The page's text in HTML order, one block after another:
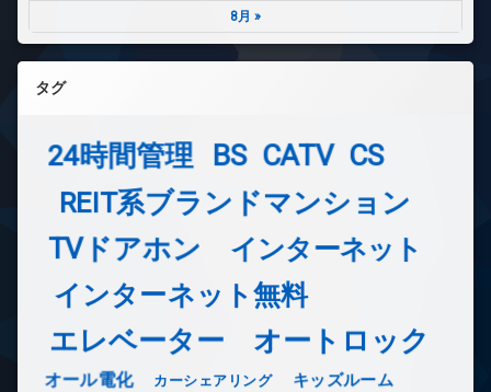
8月 »
タグ
24時間管理 BS CATV CS
REIT系ブランドマンション
TVドアホン
インターネット
インターネット無料
エレベーター オートロック
オール電化 カーシェアリング キッズルーム